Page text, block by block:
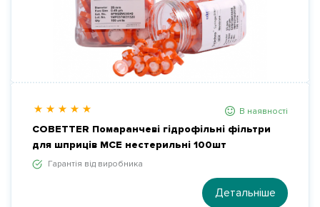
Контакти
Галерея
В наявності
COBETTER Помаранчеві гідрофільні фільтри
для шприців MCE нестерильні 100шт
Гарантія від виробника
Детальніше